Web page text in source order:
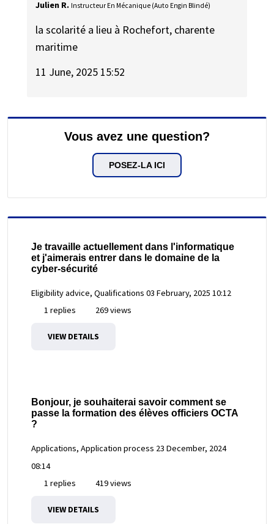
Julien R. Instructeur En Mécanique (Auto Engin Blindé)
la scolarité a lieu à Rochefort, charente
maritime
11 June, 2025 15:52
Vous avez une question?
POSEZ-LA ICI
Je travaille actuellement dans l'informatique
et j'aimerais entrer dans le domaine de la
cyber-sécurité
Eligibility advice, Qualifications 03 February, 2025 10:12
1 replies
269 views
VIEW DETAILS
Bonjour, je souhaiterai savoir comment se
passe la formation des élèves officiers OCTA
?
Applications, Application process 23 December, 2024
08:14
1 replies
419 views
VIEW DETAILS